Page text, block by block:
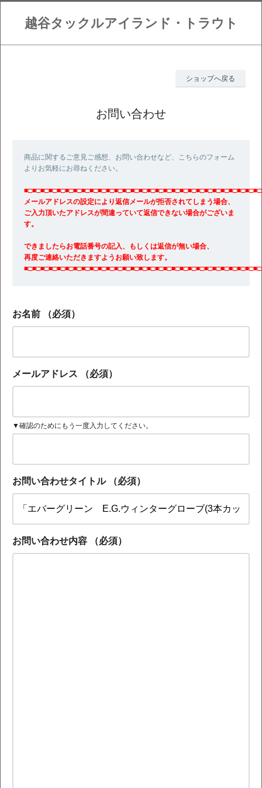
越谷タックルアイランド・トラウト
ショップへ戻る
お問い合わせ
商品に関するご意見ご感想、お問い合わせなど、こちらのフォーム
よりお気軽にお尋ねください。
■□■□■□■□■□■□■□■□■□■□■□■□■□■□■□■□■□■□■□■□■□■□■□■□■□■□■□■□■□
メールアドレスの設定により返信メールが拒否されてしまう場合、
ご入力頂いたアドレスが間違っていて返信できない場合がございま
す。
できましたらお電話番号の記入、もしくは返信が無い場合、
再度ご連絡いただきますようお願い致します。
■□■□■□■□■□■□■□■□■□■□■□■□■□■□■□■□■□■□■□■□■□■□■□■□■□■□■□■□■□
お名前 （必須）
メールアドレス （必須）
▼確認のためにもう一度入力してください。
お問い合わせタイトル （必須）
お問い合わせ内容 （必須）